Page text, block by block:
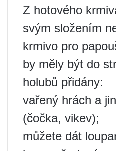
Z hotového
svým složením
krmivo pro
by měly být do
holubů přidány:
vařený hrách a
(čočka, vikev);
můžete dát